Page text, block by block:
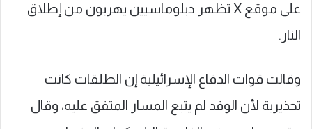
على موقع X تظهر دبلوماسيين يهربون من إطلاق
النار.
وقالت قوات الدفاع الإسرائيلية إن الطلقات كانت
تحذيرية لأن الوفد لم يتبع المسار المتفق عليه، وقال